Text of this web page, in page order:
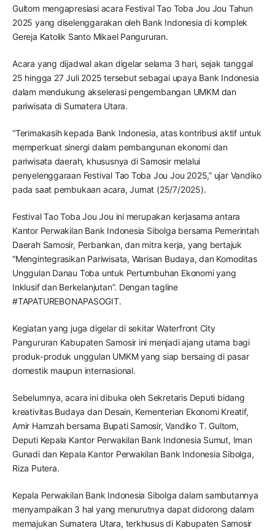
Gultom mengapresiasi acara Festival Tao Toba Jou Jou Tahun
2025 yang diselenggarakan oleh Bank Indonesia di komplek
Gereja Katolik Santo Mikael Pangururan.
Acara yang dijadwal akan digelar selama 3 hari, sejak tanggal
25 hingga 27 Juli 2025 tersebut sebagai upaya Bank Indonesia
dalam mendukung akselerasi pengembangan UMKM dan
pariwisata di Sumatera Utara.
“Terimakasih kepada Bank Indonesia, atas kontribusi aktif untuk
memperkuat sinergi dalam pembangunan ekonomi dan
pariwisata daerah, khususnya di Samosir melalui
penyelenggaraan Festival Tao Toba Jou Jou 2025,” ujar Vandiko
pada saat pembukaan acara, Jumat (25/7/2025).
Festival Tao Toba Jou Jou ini merupakan kerjasama antara
Kantor Perwakilan Bank Indonesia Sibolga bersama Pemerintah
Daerah Samosir, Perbankan, dan mitra kerja, yang bertajuk
“Mengintegrasikan Pariwisata, Warisan Budaya, dan Komoditas
Unggulan Danau Toba untuk Pertumbuhan Ekonomi yang
Inklusif dan Berkelanjutan”. Dengan tagline
#TAPATUREBONAPASOGIT.
Kegiatan yang juga digelar di sekitar Waterfront City
Pangururan Kabupaten Samosir ini menjadi ajang utama bagi
produk-produk unggulan UMKM yang siap bersaing di pasar
domestik maupun internasional.
Sebelumnya, acara ini dibuka oleh Sekretaris Deputi bidang
kreativitas Budaya dan Desain, Kementerian Ekonomi Kreatif,
Amir Hamzah bersama Bupati Samosir, Vandiko T. Gultom,
Deputi Kepala Kantor Perwakilan Bank Indonesia Sumut, Iman
Gunadi dan Kepala Kantor Perwakilan Bank Indonesia Sibolga,
Riza Putera.
Kepala Perwakilan Bank Indonesia Sibolga dalam sambutannya
menyampaikan 3 hal yang menurutnya dapat didorong dalam
memajukan Sumatera Utara, terkhusus di Kabupaten Samosir